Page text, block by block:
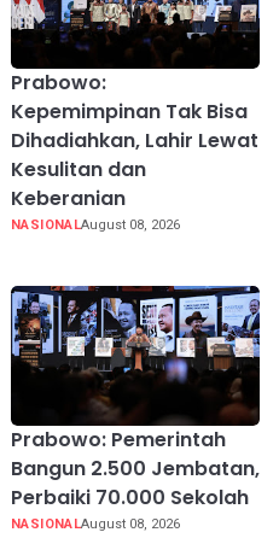
Prabowo:
Kepemimpinan Tak Bisa
Dihadiahkan, Lahir Lewat
Kesulitan dan
Keberanian
NASIONALAugust 08, 2026
Prabowo: Pemerintah
Bangun 2.500 Jembatan,
Perbaiki 70.000 Sekolah
NASIONALAugust 08, 2026